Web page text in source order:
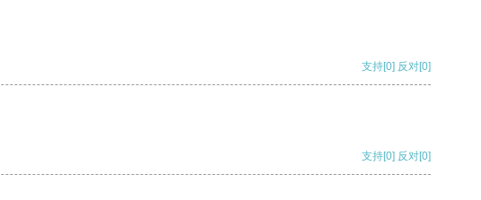
支持[0] 反对[0]
支持[0] 反对[0]